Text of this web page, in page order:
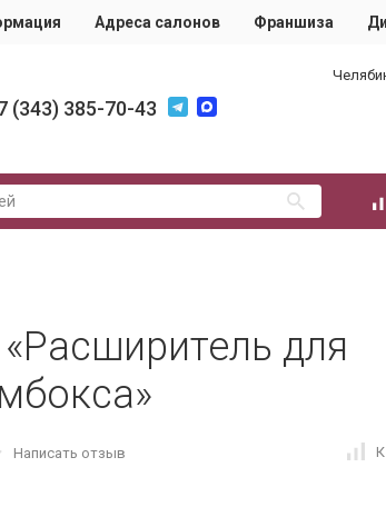
Адреса салонов Франшиза
(343) 385-70-43
для
Написать отзыв